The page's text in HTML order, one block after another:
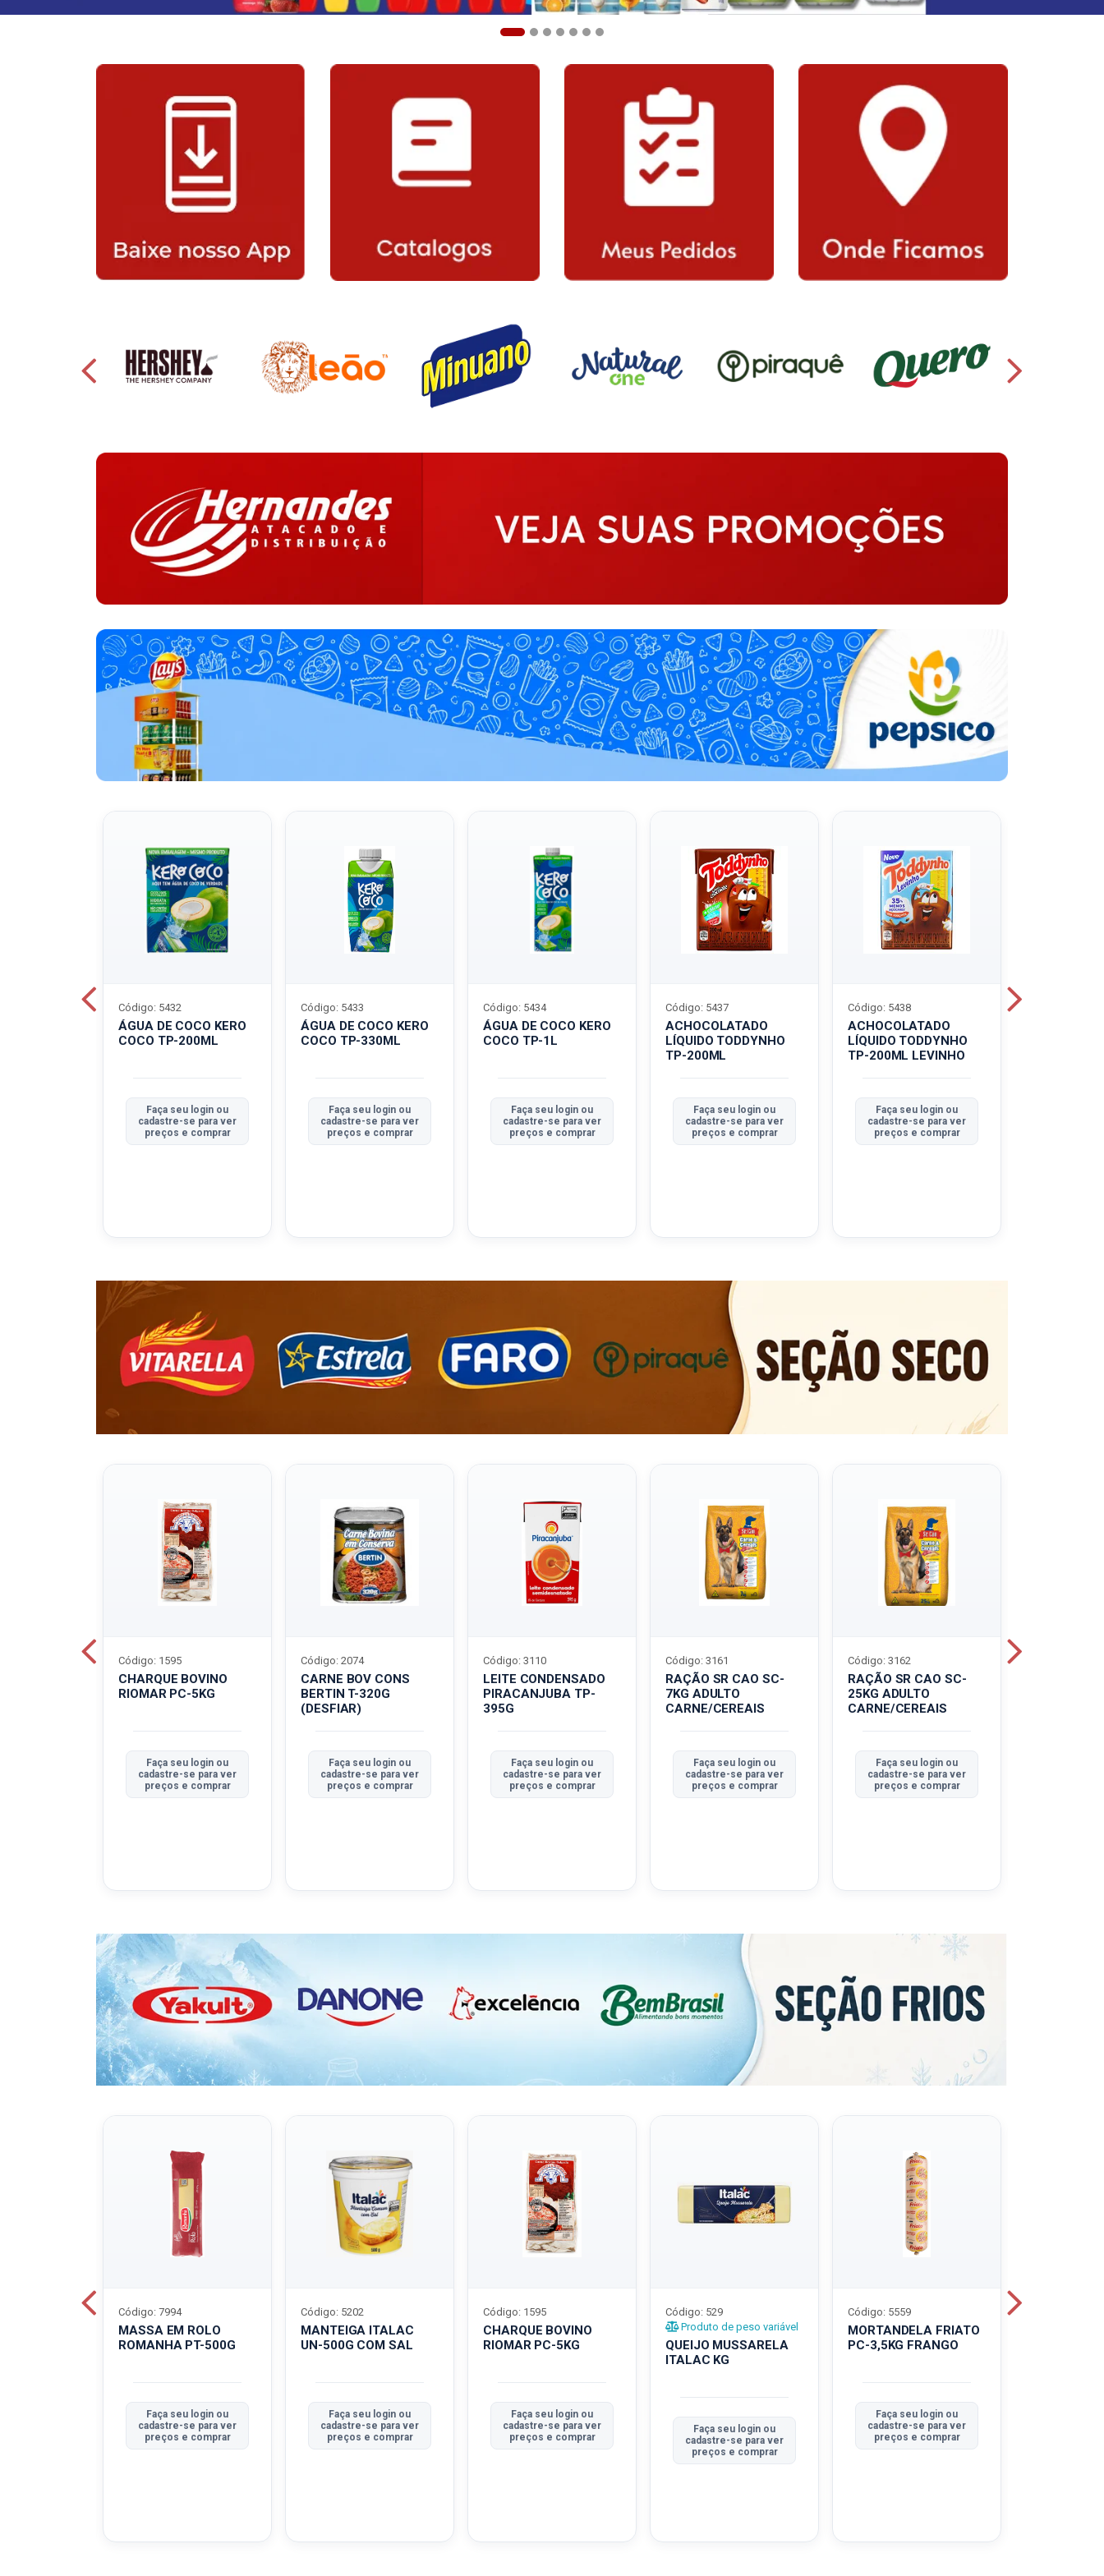
ÁGUA DE COCO KERO
COCO TP-200ML
Código: 5432
Faça seu login ou
cadastre-se para ver
preços e comprar
ÁGUA DE COCO KERO
COCO TP-330ML
Código: 5433
Faça seu login ou
cadastre-se para ver
preços e comprar
ÁGUA DE COCO KERO
COCO TP-1L
Código: 5434
Faça seu login ou
cadastre-se para ver
preços e comprar
ACHOCOLATADO
LÍQUIDO TODDYNHO
TP-200ML
Código: 5437
Faça seu login ou
cadastre-se para ver
preços e comprar
ACHOCOLATADO
LÍQUIDO TODDYNHO
TP-200ML LEVINHO
Código: 5438
Faça seu login ou
cadastre-se para ver
preços e comprar
CHARQUE BOVINO
RIOMAR PC-5KG
Código: 1595
Faça seu login ou
cadastre-se para ver
preços e comprar
CARNE BOV CONS
BERTIN T-320G
(DESFIAR)
Código: 2074
Faça seu login ou
cadastre-se para ver
preços e comprar
LEITE CONDENSADO
PIRACANJUBA TP-
395G
Código: 3110
Faça seu login ou
cadastre-se para ver
preços e comprar
RAÇÃO SR CAO SC-
7KG ADULTO
CARNE/CEREAIS
Código: 3161
Faça seu login ou
cadastre-se para ver
preços e comprar
RAÇÃO SR CAO SC-
25KG ADULTO
CARNE/CEREAIS
Código: 3162
Faça seu login ou
cadastre-se para ver
preços e comprar
MASSA EM ROLO
ROMANHA PT-500G
Código: 7994
Faça seu login ou
cadastre-se para ver
preços e comprar
MANTEIGA ITALAC
UN-500G COM SAL
Código: 5202
Faça seu login ou
cadastre-se para ver
preços e comprar
CHARQUE BOVINO
RIOMAR PC-5KG
Código: 1595
Faça seu login ou
cadastre-se para ver
preços e comprar
QUEIJO MUSSARELA
ITALAC KG
Código: 529
Produto de peso variável
Faça seu login ou
cadastre-se para ver
preços e comprar
MORTANDELA FRIATO
PC-3,5KG FRANGO
Código: 5559
Faça seu login ou
cadastre-se para ver
preços e comprar